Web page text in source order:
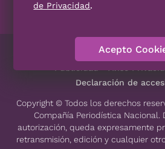
Contáctanos
Declaración de
Copyright © Todos los derechos
Compañía Periodística Nacional.
autorización, queda expresamente
retransmisión, edición y cualquier
de Privacidad.
Acepto